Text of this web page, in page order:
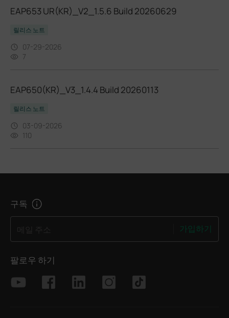
EAP653 UR(KR)_V2_1.5.6 Build 20260629
릴리스 노트
07-29-2026
7
EAP650(KR)_V3_1.4.4 Build 20260113
릴리스 노트
03-09-2026
110
구독
가입하기
팔로우 하기